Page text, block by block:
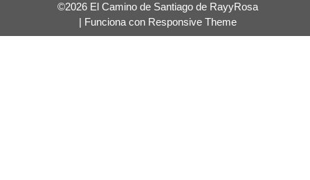
©2026 El Camino de Santiago de RayyRosa
| Funciona con Responsive Theme